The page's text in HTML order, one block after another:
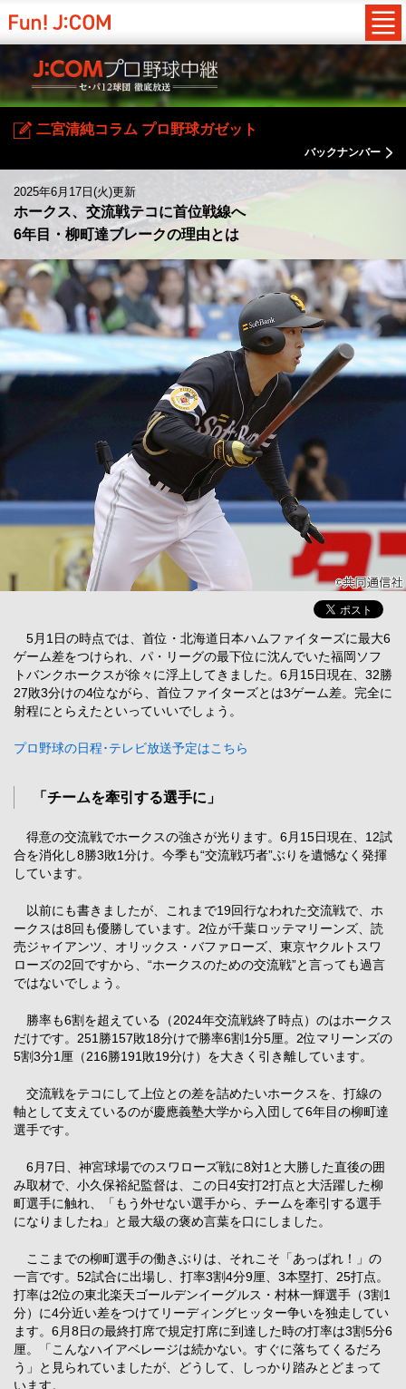
二宮清純コラム プロ野球ガゼット
バックナンバー
2025年6月17日(火)更新
ホークス、交流戦テコに首位戦線へ
6年目・柳町達ブレークの理由とは
5月1日の時点では、首位・北海道日本ハムファイターズに最大6
ゲーム差をつけられ、パ・リーグの最下位に沈んでいた福岡ソフ
トバンクホークスが徐々に浮上してきました。6月15日現在、32勝
27敗3分けの4位ながら、首位ファイターズとは3ゲーム差。完全に
射程にとらえたといっていいでしょう。
プロ野球の日程･テレビ放送予定はこちら
「チームを牽引する選手に」
得意の交流戦でホークスの強さが光ります。6月15日現在、12試
合を消化し8勝3敗1分け。今季も“交流戦巧者”ぶりを遺憾なく発揮
しています。
以前にも書きましたが、これまで19回行なわれた交流戦で、ホ
ークスは8回も優勝しています。2位が千葉ロッテマリーンズ、読
売ジャイアンツ、オリックス・バファローズ、東京ヤクルトスワ
ローズの2回ですから、“ホークスのための交流戦”と言っても過言
ではないでしょう。
勝率も6割を超えている（2024年交流戦終了時点）のはホークス
だけです。251勝157敗18分けで勝率6割1分5厘。2位マリーンズの
5割3分1厘（216勝191敗19分け）を大きく引き離しています。
交流戦をテコにして上位との差を詰めたいホークスを、打線の
軸として支えているのが慶應義塾大学から入団して6年目の柳町達
選手です。
6月7日、神宮球場でのスワローズ戦に8対1と大勝した直後の囲
み取材で、小久保裕紀監督は、この日4安打2打点と大活躍した柳
町選手に触れ、「もう外せない選手から、チームを牽引する選手
になりましたね」と最大級の褒め言葉を口にしました。
ここまでの柳町選手の働きぶりは、それこそ「あっぱれ！」の
一言です。52試合に出場し、打率3割4分9厘、3本塁打、25打点。
打率は2位の東北楽天ゴールデンイーグルス・村林一輝選手（3割1
分）に4分近い差をつけてリーディングヒッター争いを独走してい
ます。6月8日の最終打席で規定打席に到達した時の打率は3割5分6
厘。「こんなハイアベレージは続かない。すぐに落ちてくるだろ
う」と見られていましたが、どうして、しっかり踏みとどまって
います。